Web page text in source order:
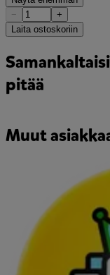
−
+
Laita ostoskoriin
pitää
Muut